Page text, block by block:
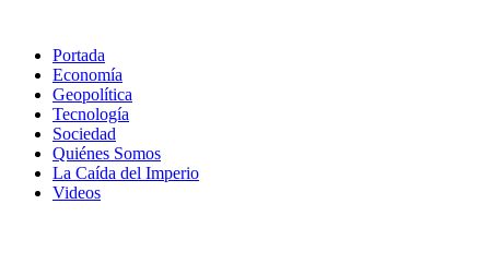
Portada
Economía
Geopolítica
Tecnología
Sociedad
Quiénes Somos
La Caída del Imperio
Videos